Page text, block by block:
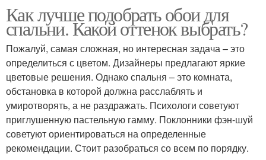
Как лучше подобрать обои для
спальни. Какой оттенок выбрать?
Пожалуй, самая сложная, но интересная задача – это
определиться с цветом. Дизайнеры предлагают яркие
цветовые решения. Однако спальня – это комната,
обстановка в которой должна расслаблять и
умиротворять, а не раздражать. Психологи советуют
приглушенную пастельную гамму. Поклонники фэн-шуй
советуют ориентироваться на определенные
рекомендации. Стоит разобраться со всем по порядку.